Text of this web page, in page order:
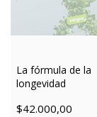
La fórmula de la
longevidad
$42.000,00